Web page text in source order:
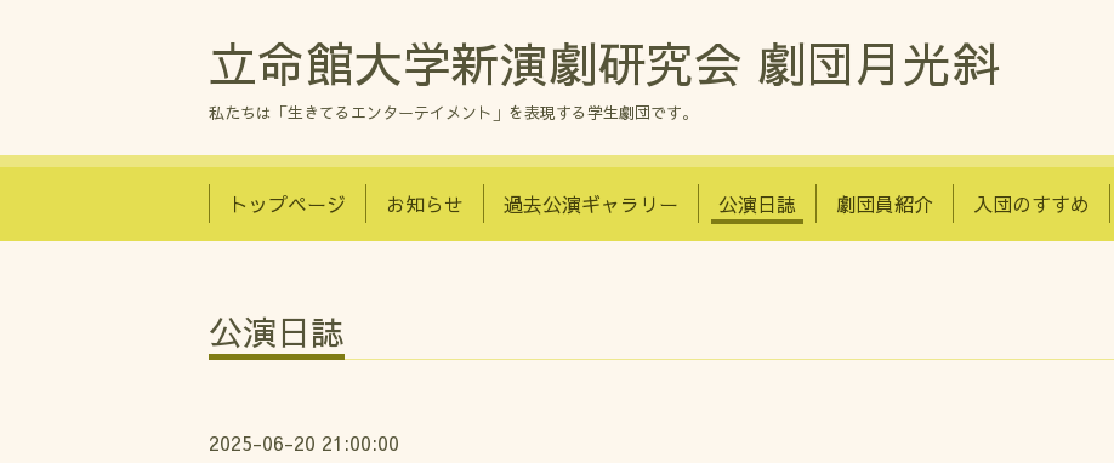
立命館大学新演劇研究会 劇団月光斜
私たちは「生きてるエンターテイメント」を表現する学生劇団です。
トップページ お知らせ 過去公演ギャラリー 公演日誌 劇団員紹介 入団のすすめ
公演日誌
2025-06-20 21:00:00